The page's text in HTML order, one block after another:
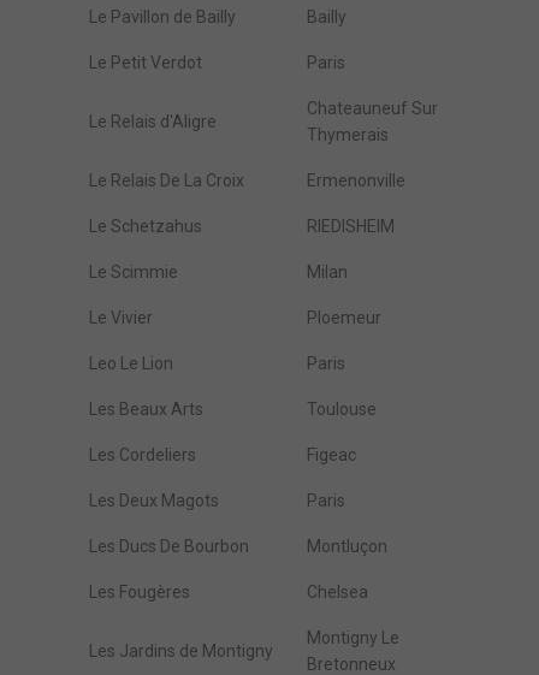
Le Pavillon de Bailly Bailly
Le Petit Verdot Paris
Le Relais d'Aligre
Chateauneuf Sur
Thymerais
Le Relais De La Croix Ermenonville
Le Schetzahus RIEDISHEIM
Le Scimmie Milan
Le Vivier Ploemeur
Leo Le Lion Paris
Les Beaux Arts Toulouse
Les Cordeliers Figeac
Les Deux Magots Paris
Les Ducs De Bourbon Montluçon
Les Fougères Chelsea
Les Jardins de Montigny
Montigny Le
Bretonneux